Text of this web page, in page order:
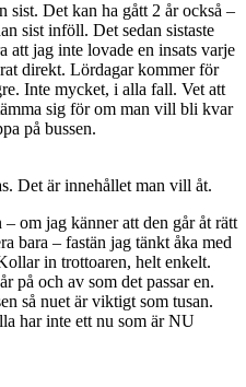
sist. Det kan ha gått 2 år också –
sist inföll. Det sedan sistaste
att jag inte lovade en insats varje
direkt. Lördagar kommer för
Inte mycket, i alla fall. Vet att
sig för om man vill bli kvar
på bussen.
Det är innehållet man vill åt.
om jag känner att den går åt rätt
bara – fastän jag tänkt åka med
in trottoaren, helt enkelt.
och av som det passar en.
så nuet är viktigt som tusan.
har inte ett nu som är NU